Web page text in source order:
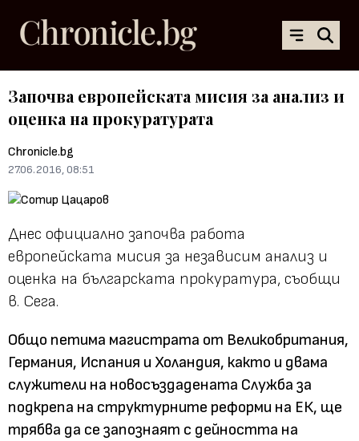
Започва европейската мисия за анализ и
оценка на прокуратурата
Chronicle.bg
27.06.2016, 08:51
Днес официално започва работа
европейската мисия за независим анализ и
оценка на българската прокуратура, съобщи
в. Сега.
Общо петима магистрата от Великобритания,
Германия, Испания и Холандия, както и двама
служители на новосъздадената Служба за
подкрепа на структурните реформи на ЕК, ще
трябва да се запознаят с дейността на